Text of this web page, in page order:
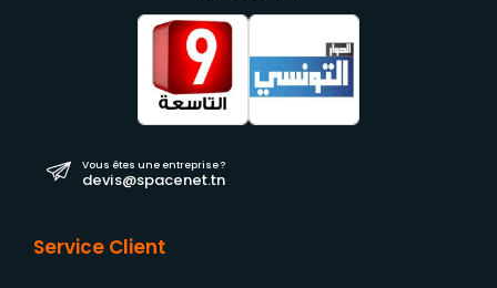
Vous êtes une entreprise ?
devis@spacenet.tn
Service Client